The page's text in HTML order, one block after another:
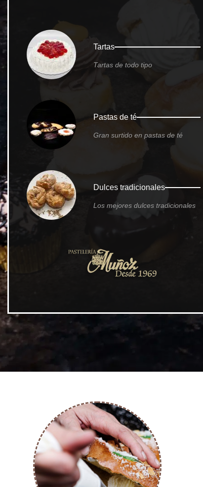
Tartas
Tartas de todo tipo
Pastas de té
Gran surtido en pastas de té
Dulces tradicionales
Los mejores dulces tradicionales